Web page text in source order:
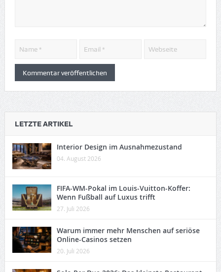
LETZTE ARTIKEL
Interior Design im Ausnahmezustand
04. August 2026
FIFA-WM-Pokal im Louis-Vuitton-Koffer:
Wenn Fußball auf Luxus trifft
27. Juli 2026
Warum immer mehr Menschen auf seriöse
Online-Casinos setzen
20. Juli 2026